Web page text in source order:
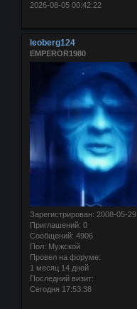
2026-08-05 00:42:22
leoberg124
EMPEROR1980
Зарегистрирован: 2008-05-29
Приглашений: 0
Сообщений: 4906
Пол: Мужской
Провел на форуме:
1 месяц 14 дней
Последний визит:
Сегодня 17:53:38